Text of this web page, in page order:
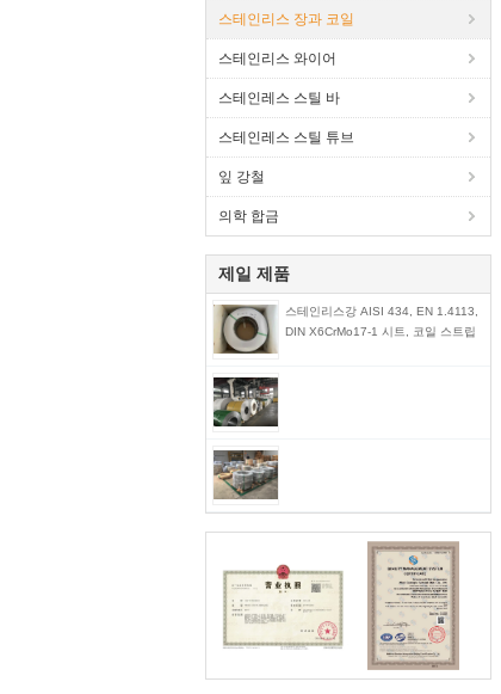
스테인리스 장과 코일
스테인리스 와이어
스테인레스 스틸 바
스테인레스 스틸 튜브
잎 강철
의학 합금
제일 제품
스테인리스강 AISI 434, EN 1.4113,
DIN X6CrMo17-1 시트, 코일 스트립